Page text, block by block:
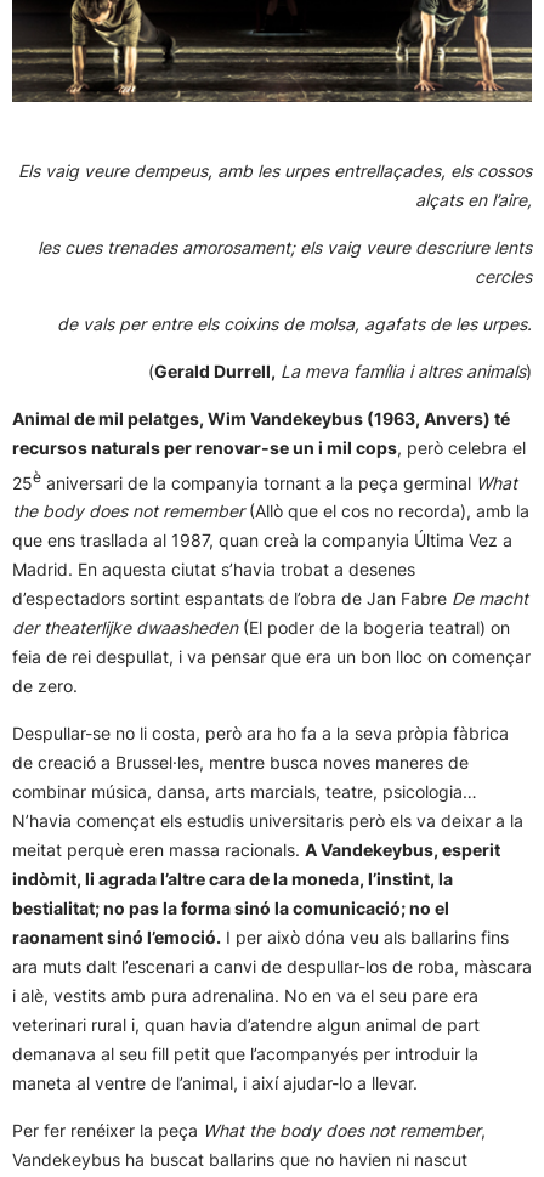
Elsvaig veure dempeus, amb les urpes entrellaçades, els cossos
alçats en l’aire,
les cues trenades amorosament; els vaig veure descriure lents
cercles
de vals per entre els coixins de molsa, agafats de les urpes.
(Gerald Durrell, La meva família i altres animals)
Animal de mil pelatges, Wim Vandekeybus (1963, Anvers) té
recursos naturals per renovar-se un i mil cops, però celebra el
25è aniversari de la companyia tornant a la peça germinal What
the body does not remember(Allò que el cos no recorda), amb la
que ens trasllada al 1987, quan creà la companyia Última Vez a
Madrid. En aquesta ciutat s’havia trobat a desenes
d’espectadors sortint espantats de l’obra de Jan Fabre De macht
der theaterlijke dwaasheden(El poder de la bogeria teatral) on
feia de rei despullat, i va pensar que era un bon lloc on començar
de zero.
Despullar-se no li costa, però ara ho fa a la seva pròpia fàbrica
de creació a Brussel·les, mentre busca noves maneres de
combinar música, dansa, arts marcials, teatre, psicologia…
N’havia començat els estudis universitaris però els va deixar a la
meitat perquè eren massa racionals. A Vandekeybus, esperit
indòmit, li agrada l’altre cara de la moneda, l’instint, la
bestialitat; no pas la forma sinó la comunicació; no el
raonament sinó l’emoció. I per això dóna veu als ballarins fins
ara muts dalt l’escenari a canvi de despullar-los de roba, màscara
i alè, vestits amb pura adrenalina. No en va el seu pare era
veterinari rural i, quan havia d’atendre algun animal de part
demanava al seu fill petit que l’acompanyés per introduir la
maneta al ventre de l’animal, i així ajudar-lo a llevar.
Per fer renéixer la peça What the body does not remember,
Vandekeybus ha buscat ballarins que no havien ni nascut